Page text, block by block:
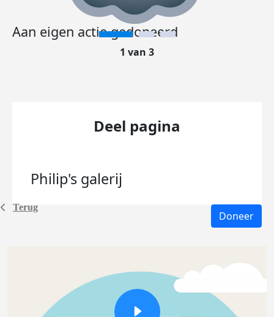
Terug
Aan eigen actie gedoneerd
1 van 3
Deel pagina
Philip's galerij
Doneer